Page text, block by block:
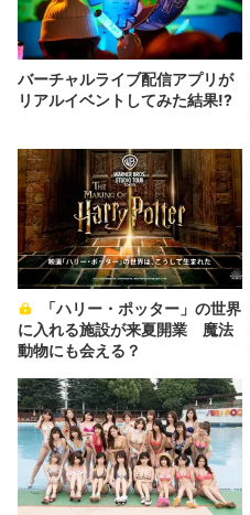
バーチャルライブ配信アプリが
リアルイベントしてみた結果!?
に入れる施設が来夏開業 魔法
動物にも会える？